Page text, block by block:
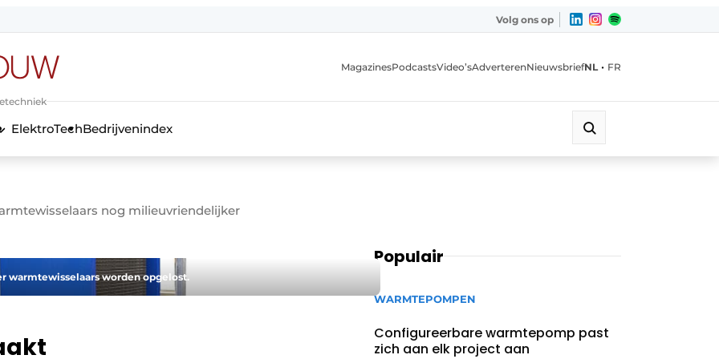
Volg ons op
MagazinesPodcastsVideo’sAdverterenNieuwsbriefNL • FR
ElektroTechBedrijvenindex
nog milieuvriendelijker
warmtewisselaars worden opgelost.
Populair
WARMTEPOMPEN
Configureerbare warmtepomp past
zich aan elk project aan